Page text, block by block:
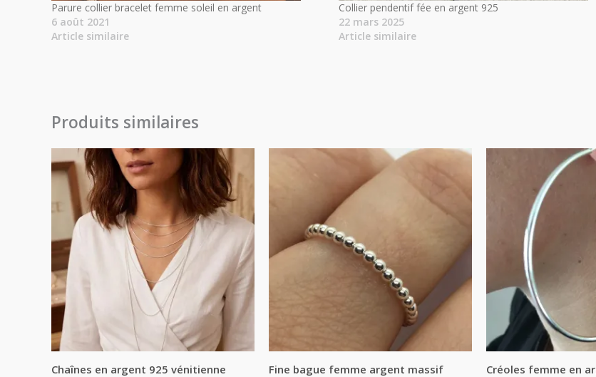
Parure collier bracelet femme soleil en argent
6 août 2021
Article similaire
Collier pendentif fée en argent 925
22 mars 2025
Article similaire
Produits similaires
Chaînes en argent 925 vénitienne
Plage
de
prix :
20.00€
24.00€
Fine bague femme argent massif
Créoles femme en
Plage
de